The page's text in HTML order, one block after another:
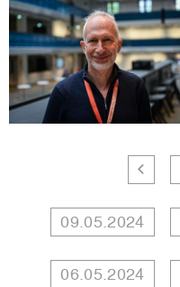
09.05.2024
06.05.2024